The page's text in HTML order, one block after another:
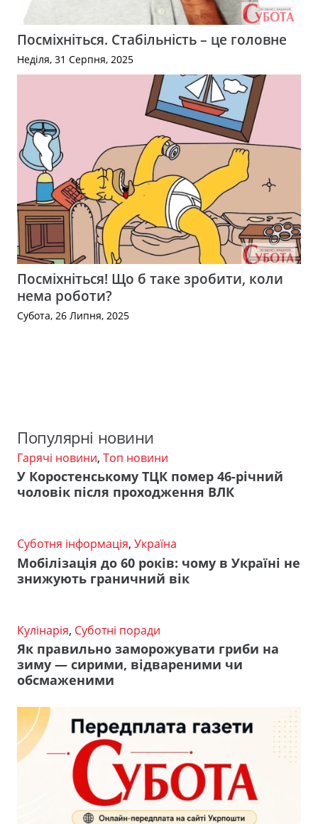
Посміхніться. Стабільність – це головне
Неділя, 31 Серпня, 2025
Посміхніться! Що б таке зробити, коли
нема роботи?
Субота, 26 Липня, 2025
Популярні новини
Гарячі новини, Топ новини
У Коростенському ТЦК помер 46-річний
чоловік після проходження ВЛК
Суботня інформація, Україна
Мобілізація до 60 років: чому в Україні не
знижують граничний вік
Кулінарія, Суботні поради
Як правильно заморожувати гриби на
зиму — сирими, відвареними чи
обсмаженими